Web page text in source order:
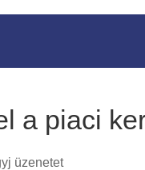
a piaci
üzenetet